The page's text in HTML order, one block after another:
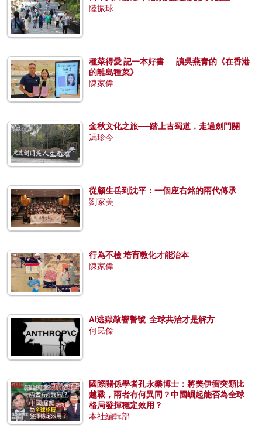
陸振球
種菜得愛 記一本好書──讀吳燕青的《在香港
的離島種菜》
陳家偉
金秋文化之旅──踏上古蜀道，走過劍門關
馮珍今
從顧生岳到沈平：一個座右銘的兩代傳承
劉家美
行為不檢 培育教化才能治本
陳家偉
AI逃獄敲響警號 全球共治才是解方
何民傑
國際關係學者孔永樂博士：將美伊衝突類比
越戰，兩者有何異同？中國崛起能否為全球
格局發揮穩定效用？
本社編輯部